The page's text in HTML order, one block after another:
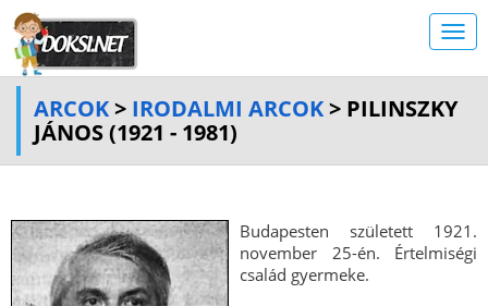
ARCOK> IRODALMI ARCOK> PILINSZKY
JÁNOS (1921 - 1981)
Budapesten született 1921.
november 25-én. Értelmiségi
család gyermeke.